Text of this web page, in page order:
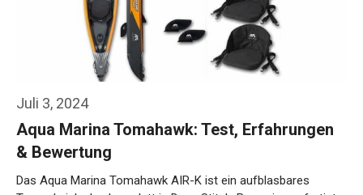
Juli 3, 2024
Aqua Marina Tomahawk: Test, Erfahrungen
& Bewertung
Das Aqua Marina Tomahawk AIR-K ist ein aufblasbares